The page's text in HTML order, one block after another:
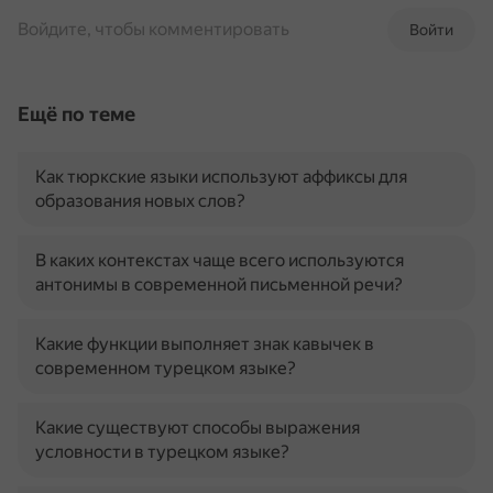
Войти
Войдите, чтобы комментировать
Ещё по теме
Как тюркские языки используют аффиксы для
образования новых слов?
В каких контекстах чаще всего используются
антонимы в современной письменной речи?
Какие функции выполняет знак кавычек в
современном турецком языке?
Какие существуют способы выражения
условности в турецком языке?